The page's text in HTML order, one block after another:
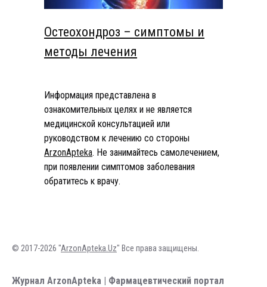
Остеохондроз – симптомы и
методы лечения
Информация представлена в
ознакомительных целях и не является
медицинской консультацией или
руководством к лечению со стороны
ArzonApteka. Не занимайтесь самолечением,
при появлении симптомов заболевания
обратитесь к врачу.
© 2017-2026 "ArzonApteka.Uz" Все права защищены.
Журнал ArzonApteka | Фармацевтический портал